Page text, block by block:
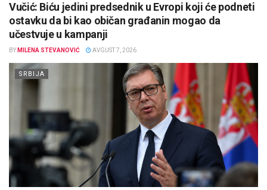
Vučić: Biću jedini predsednik u Evropi koji će podneti
ostavku da bi kao običan građanin mogao da
učestvuje u kampanji
BY MILENA STEVANOVIĆ AVGUST 7, 2026
SRBIJA